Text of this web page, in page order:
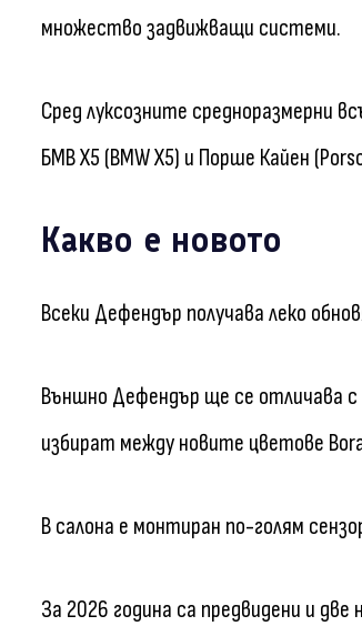
множество задвижващи системи.
Сред луксозните средноразмерни
БМВ X5 (BMW X5) и Порше Кайен
Какво е новото
Всеки Дефендър получава леко
Външно Дефендър ще се отличава
избират между новите цветове
В салона е монтиран по-голям
За 2026 година са предвидени и